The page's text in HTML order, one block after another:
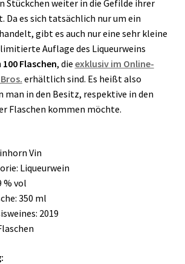
Stückchen weiter in die Gefilde ihrer
Da es sich tatsächlich nur um ein
gibt es auch nur eine sehr kleine
Auflage des Liqueurweins
100 Flaschen, die exklusiv im Online-
erhältlich sind. Es heißt also
man in den Besitz, respektive in den
Flaschen kommen möchte.
Vin
Liqueurwein
% vol
350 ml
2019